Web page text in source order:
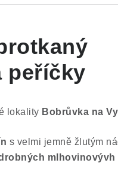
peříčky
lokality Bobrůvka na
s velmi jemně žlutým
mlhovinovývh